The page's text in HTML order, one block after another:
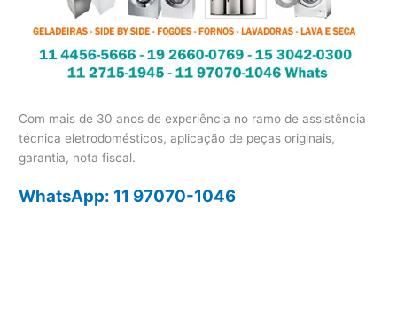
Com mais de 30 anos de experiência no ramo de assistência
técnica eletrodomésticos, aplicação de peças originais,
garantia, nota fiscal.
WhatsApp: 11 97070-1046